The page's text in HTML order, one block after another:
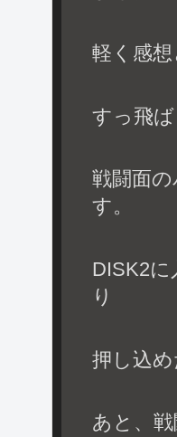
軽く感
すっ飛
戦闘面
す。
DISK2
り
押し込
あと、